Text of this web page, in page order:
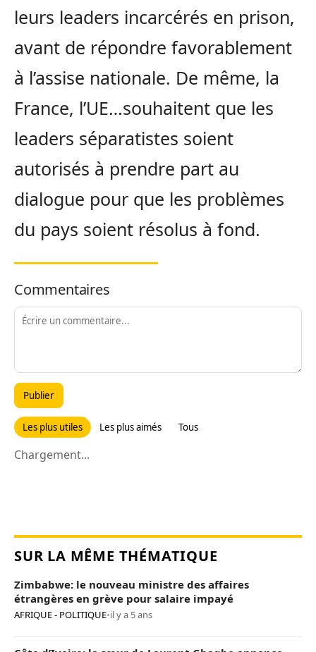
leurs leaders incarcérés en prison,
avant de répondre favorablement
à l’assise nationale. De même, la
France, l’UE…souhaitent que les
leaders séparatistes soient
autorisés à prendre part au
dialogue pour que les problèmes
du pays soient résolus à fond.
Commentaires
Publier
Les plus utiles Les plus aimés Tous
Chargement...
SUR LA MÊME THÉMATIQUE
Zimbabwe: le nouveau ministre des affaires
étrangères en grève pour salaire impayé
AFRIQUE - POLITIQUE•il y a 5 ans